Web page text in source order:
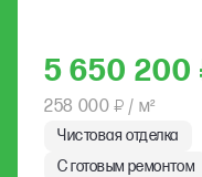
5 650 200
258 000₽ / м²
Чистовая отделка
С готовым ремонтом